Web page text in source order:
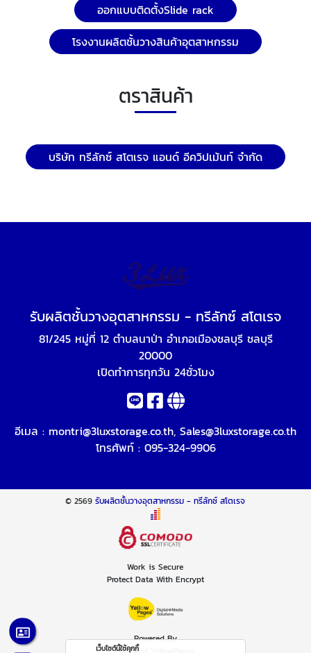
ออกแบบติดตั้งSlide rack
โรงงานผลิตชั้นวางสินค้าอุตสาหกรรม
ตราสินค้า
บริษัท ทรีลักซ์ สโตเรจ แอนด์ อีควิปเม้นท์ จำกัด
รับผลิตชั้นวางอุตสาหกรรม - ทรีลักซ์ สโตเรจ
81/245 หมู่ที่ 12 ตำบลนาป่า อำเภอเมืองชลบุรี ชลบุรี
20000
เปิดทำการทุกวัน 24ชั่วโมง
อีเมล : montri@3luxstorage.co.th, Sales@3luxstorage.co.th
โทรศัพท์ : 095-324-9906
© 2569รับผลิตชั้นวางอุตสาหกรรม - ทรีลักซ์ สโตเรจ
Work is Secure
Protect Data With Encrypt
Powered By
เว็บไซต์นี้ใช้คุกกี้